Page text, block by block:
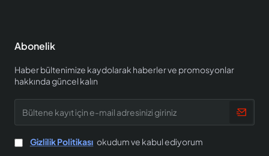
Abonelik
Haber bültenimize kaydolarak haberler ve promosyonlar
hakkında güncel kalın
kayıt
için
e-
mail
Gizlilik Politikası okudum ve kabul ediyorum